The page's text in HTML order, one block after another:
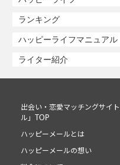
ランキング
ハッピーライフマニュアル
ライター紹介
出会い・恋愛マッチングサイ
ル」TOP
ハッピーメールとは
ハッピーメールの想い